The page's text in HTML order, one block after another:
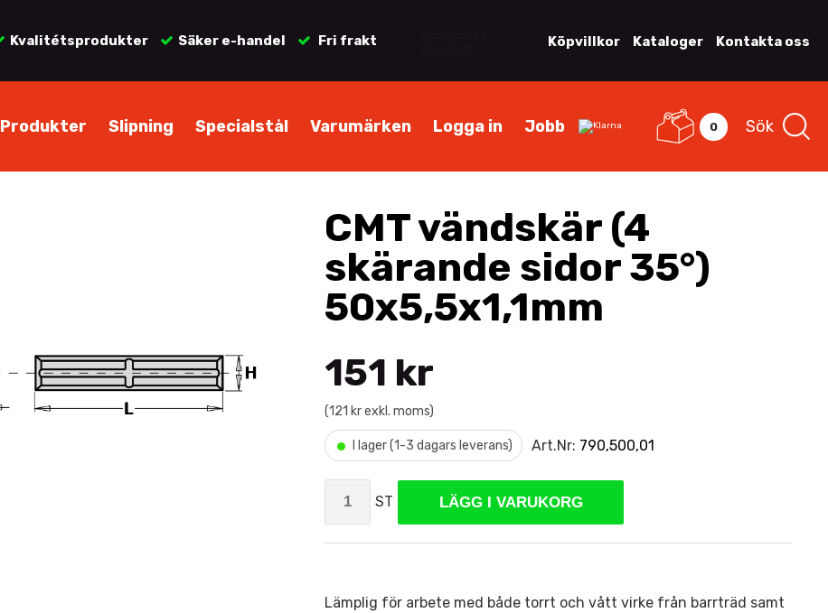
Kvalitétsprodukter Säker e-handel Fri frakt Köpvillkor Kataloger Kontakta oss
Produkter Slipning Specialstål Varumärken Logga in Jobb 0 Sök
CMT vändskär (4
skärande sidor 35°)
50x5,5x1,1mm
151 kr
(121 kr exkl. moms)
• I lager (1-3 dagars leverans) Art.Nr: 790,500,01
ST LÄGG I VARUKORG
Lämplig för arbete med både torrt och vått virke från barrträd samt